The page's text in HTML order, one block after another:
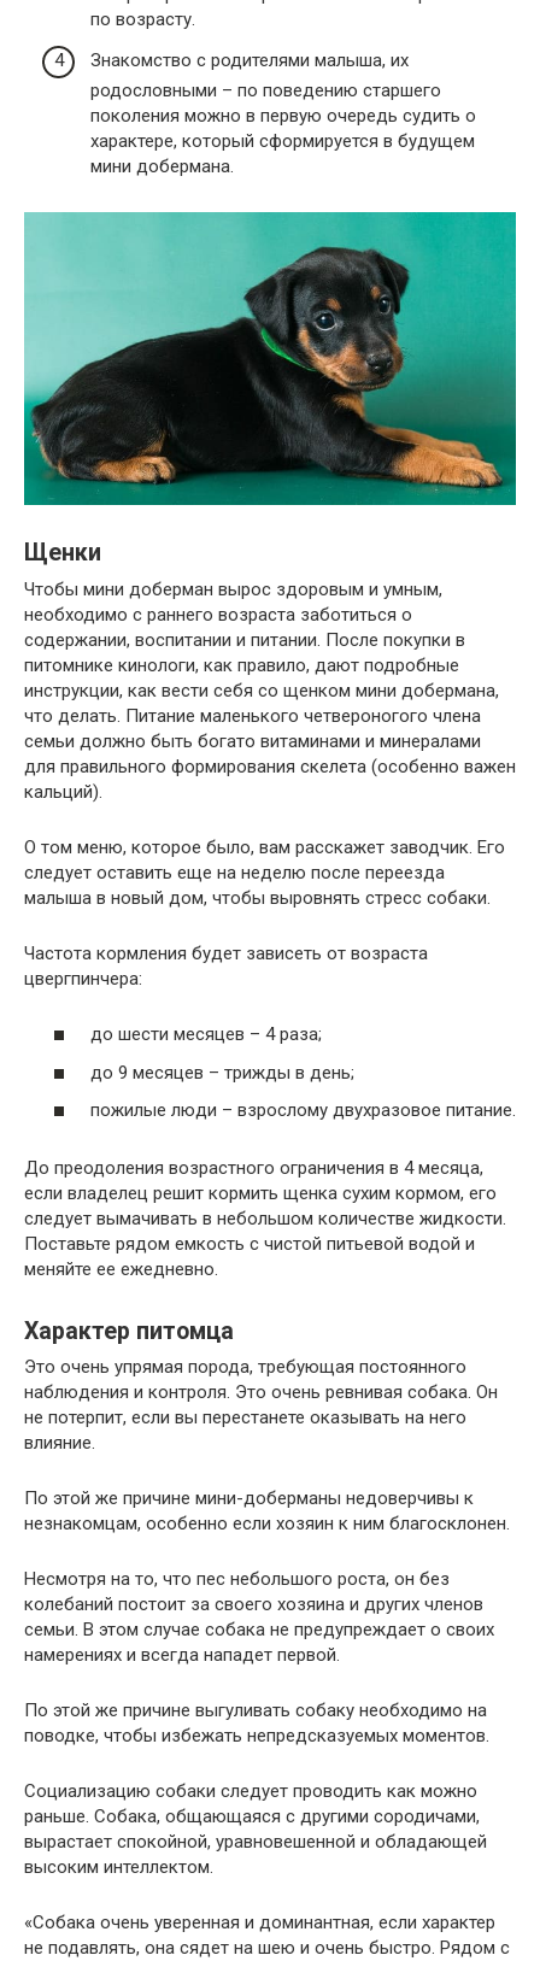
по возрасту.
Знакомство с родителями малыша, их
родословными – по поведению старшего
поколения можно в первую очередь судить о
характере, который сформируется в будущем
мини добермана.
Щенки
Чтобы мини доберман вырос здоровым и умным,
необходимо с раннего возраста заботиться о
содержании, воспитании и питании. После покупки в
питомнике кинологи, как правило, дают подробные
инструкции, как вести себя со щенком мини добермана,
что делать. Питание маленького четвероногого члена
семьи должно быть богато витаминами и минералами
для правильного формирования скелета (особенно важен
кальций).
О том меню, которое было, вам расскажет заводчик. Его
следует оставить еще на неделю после переезда
малыша в новый дом, чтобы выровнять стресс собаки.
Частота кормления будет зависеть от возраста
цвергпинчера:
до шести месяцев – 4 раза;
до 9 месяцев – трижды в день;
пожилые люди – взрослому двухразовое питание.
До преодоления возрастного ограничения в 4 месяца,
если владелец решит кормить щенка сухим кормом, его
следует вымачивать в небольшом количестве жидкости.
Поставьте рядом емкость с чистой питьевой водой и
меняйте ее ежедневно.
Характер питомца
Это очень упрямая порода, требующая постоянного
наблюдения и контроля. Это очень ревнивая собака. Он
не потерпит, если вы перестанете оказывать на него
влияние.
По этой же причине мини-доберманы недоверчивы к
незнакомцам, особенно если хозяин к ним благосклонен.
Несмотря на то, что пес небольшого роста, он без
колебаний постоит за своего хозяина и других членов
семьи. В этом случае собака не предупреждает о своих
намерениях и всегда нападет первой.
По этой же причине выгуливать собаку необходимо на
поводке, чтобы избежать непредсказуемых моментов.
Социализацию собаки следует проводить как можно
раньше. Собака, общающаяся с другими сородичами,
вырастает спокойной, уравновешенной и обладающей
высоким интеллектом.
«Собака очень уверенная и доминантная, если характер
не подавлять, она сядет на шею и очень быстро. Рядом с